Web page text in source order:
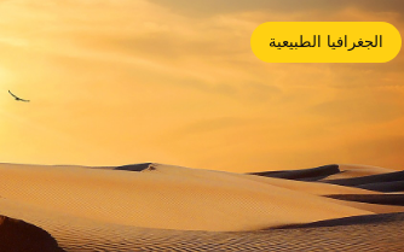
الجغرافيا الطبيعية